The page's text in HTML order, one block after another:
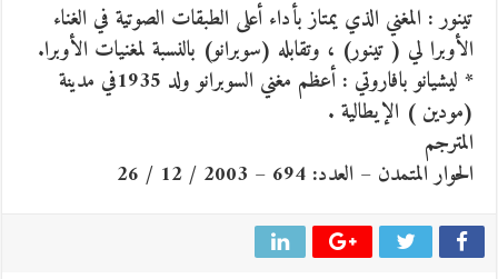
تينور : المغني الذي يمتاز بأداء أعلى الطبقات الصوتية في الغناء
الأوبرا لي ( تينور) ، وتقابله (سوبرانو) بالنسبة لمغنيات الأوبرا.
* ليشيانو بافاروتي : أعظم مغني السوبرانو ولد 1935في مدينة
(مودين ) الإيطالية .
المترجم
الحوار المتمدن – العدد: 694 – 2003 / 12 / 26